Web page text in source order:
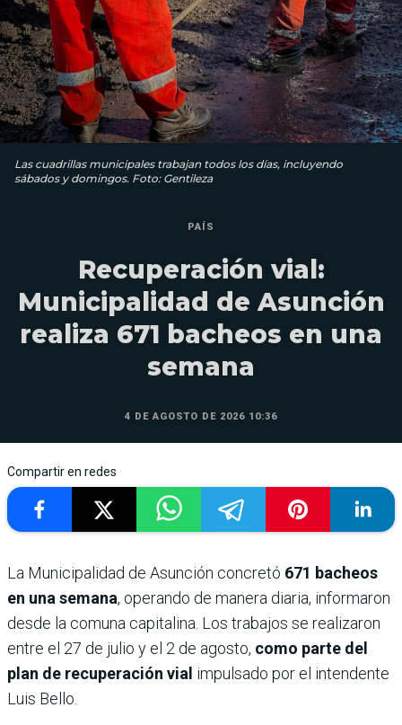
Las cuadrillas municipales trabajan todos los días, incluyendo
sábados y domingos. Foto: Gentileza
PAÍS
Recuperación vial:
Municipalidad de Asunción
realiza 671 bacheos en una
semana
4 DE AGOSTO DE 2026 10:36
Compartir en redes
La Municipalidad de Asunción concretó 671 bacheos
en una semana, operando de manera diaria, informaron
desde la comuna capitalina. Los trabajos se realizaron
entre el 27 de julio y el 2 de agosto, como parte del
plan de recuperación vial impulsado por el intendente
Luis Bello.